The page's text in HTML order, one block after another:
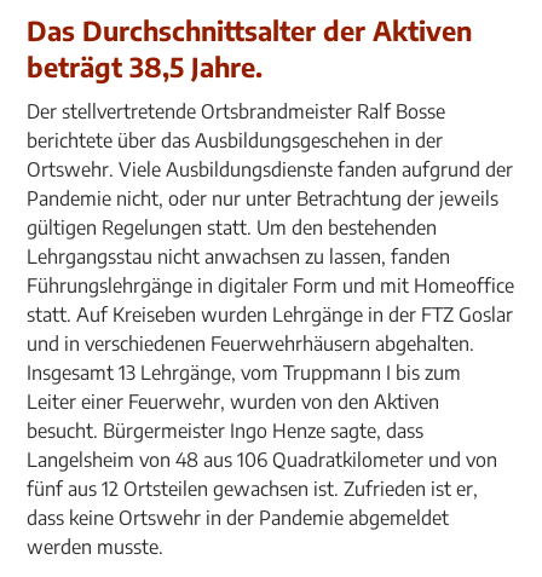
Das Durchschnittsalter der Aktiven
beträgt 38,5 Jahre.
Der stellvertretende Ortsbrandmeister Ralf Bosse
berichtete über das Ausbildungsgeschehen in der
Ortswehr. Viele Ausbildungsdienste fanden aufgrund der
Pandemie nicht, oder nur unter Betrachtung der jeweils
gültigen Regelungen statt. Um den bestehenden
Lehrgangsstau nicht anwachsen zu lassen, fanden
Führungslehrgänge in digitaler Form und mit Homeoffice
statt. Auf Kreiseben wurden Lehrgänge in der FTZ Goslar
und in verschiedenen Feuerwehrhäusern abgehalten.
Insgesamt 13 Lehrgänge, vom Truppmann I bis zum
Leiter einer Feuerwehr, wurden von den Aktiven
besucht. Bürgermeister Ingo Henze sagte, dass
Langelsheim von 48 aus 106 Quadratkilometer und von
fünf aus 12 Ortsteilen gewachsen ist. Zufrieden ist er,
dass keine Ortswehr in der Pandemie abgemeldet
werden musste.